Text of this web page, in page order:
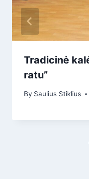
Tradicinė
ratu”
By Saulius Stiklius